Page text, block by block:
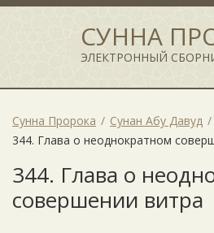
СУННА
ЭЛЕКТРОННЫЙ
Сунна Пророка Сунан Абу Давуд
344. Глава о неоднократном
344. Глава о
совершении витра